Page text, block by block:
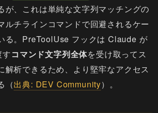
が、これは単純な文字列マッチングの
ルチラインコマンドで回避されるケー
る。PreToolUse フックは Claude が
コマンド文字列全体を受け取ってス
解析できるため、より堅牢なアクセス
（出典: DEV Community）。